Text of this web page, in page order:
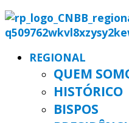
REGIONAL
QUEM
HISTÓRICO
BISPOS